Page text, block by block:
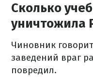
Сколько
уничтожила
Чиновник
заведений враг
повредил.